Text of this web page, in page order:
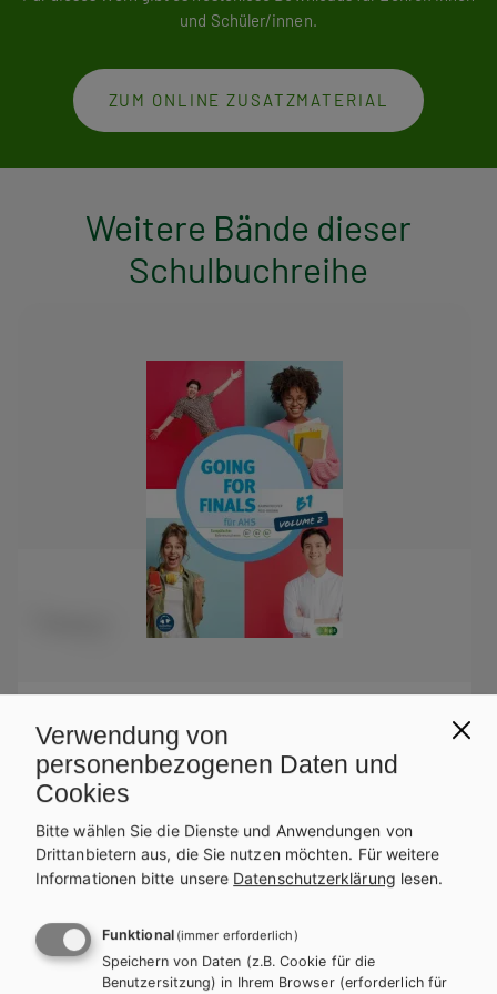
für „Writing“) finden sich im Buch. – Die Audiofiles und
AHS“ ist als Schulbuch Nr. 175015 im Anhang zur Schulbuchliste
enthalten, kann aber auch außerhalb der Schulbuchaktion über
den Buchhandel oder direkt beim Verlag bezogen werden.
und Schüler/innen.
ZUM ONLINE ZUSATZMATERIAL
Weitere Bände dieser
Schulbuchreihe
Going for Finals B1 für AHS – Übungsbuch zur
Maturavorbereitung inkl. Audiofiles, Volume 2
Übungsbuch
Verwendung von
personenbezogenen Daten und
Cookies
Bitte wählen Sie die Dienste und Anwendungen von
Drittanbietern aus, die Sie nutzen möchten. Für weitere
Informationen bitte unsere Datenschutzerklärung lesen.
Funktional (immer erforderlich)
Speichern von Daten (z.B. Cookie für die
Benutzersitzung) in Ihrem Browser (erforderlich für